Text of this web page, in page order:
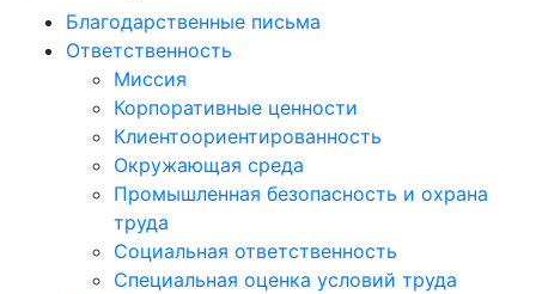
Благодарственные письма
Ответственность
Миссия
Корпоративные ценности
Клиентоориентированность
Окружающая среда
Промышленная безопасность и охрана
труда
Социальная ответственность
Специальная оценка условий труда